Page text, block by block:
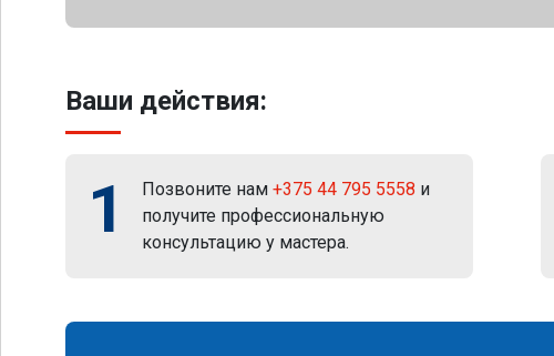
Ваши действия:
1 Позвоните нам +375 44 795 5558 и
получите профессиональную
консультацию у мастера.